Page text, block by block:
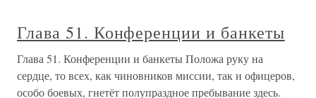
Глава 51. Конференции и банкеты
Глава 51. Конференции и банкеты Положа руку на
сердце, то всех, как чиновников миссии, так и офицеров,
особо боевых, гнетёт полупраздное пребывание здесь.